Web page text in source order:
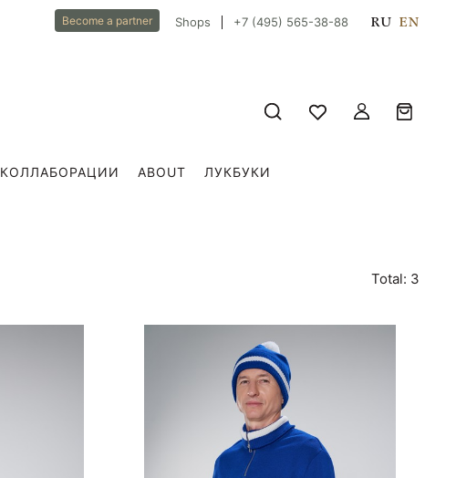
Become a partner Shops +7 (495) 565-38-88 RU EN
КОЛЛАБОРАЦИИ ABOUT ЛУКБУКИ
Total: 3